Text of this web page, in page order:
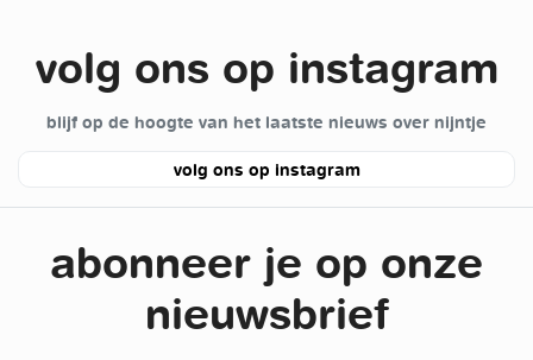
volg ons op instagram
blijf op de hoogte van het laatste nieuws over nijntje
volg ons op instagram
abonneer je op onze
nieuwsbrief